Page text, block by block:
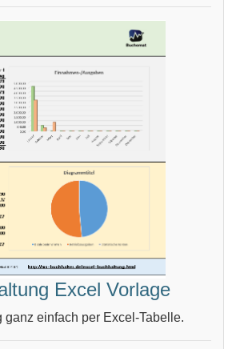
Excel Vorlage
ganz einfach per Excel-Tabelle.